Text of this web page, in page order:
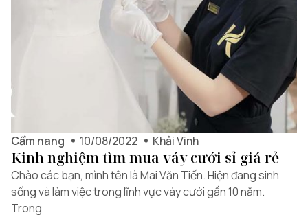
Cẩm nang 10/08/2022 Khải Vinh
Kinh nghiệm tìm mua váy cưới sỉ giá rẻ
Chào các bạn, mình tên là Mai Văn Tiến. Hiện đang sinh
sống và làm việc trong lĩnh vực váy cưới gần 10 năm.
Trong